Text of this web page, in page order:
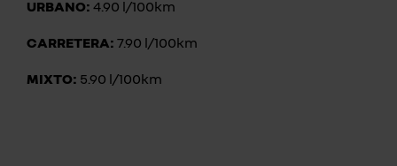
URBANO: 4.90 l/100km
CARRETERA: 7.90 l/100km
MIXTO: 5.90 l/100km